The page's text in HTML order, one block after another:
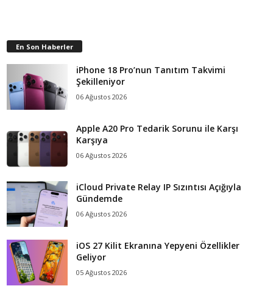
En Son Haberler
iPhone 18 Pro’nun Tanıtım Takvimi
Şekilleniyor
06 Ağustos 2026
Apple A20 Pro Tedarik Sorunu ile Karşı
Karşıya
06 Ağustos 2026
iCloud Private Relay IP Sızıntısı Açığıyla
Gündemde
06 Ağustos 2026
iOS 27 Kilit Ekranına Yepyeni Özellikler
Geliyor
05 Ağustos 2026